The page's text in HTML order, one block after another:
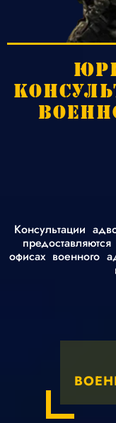
Консультации
офисах военного